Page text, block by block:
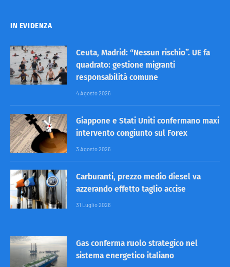
IN EVIDENZA
Ceuta, Madrid: “Nessun rischio”. UE fa
quadrato: gestione migranti
responsabilità comune
4 Agosto 2026
Giappone e Stati Uniti confermano maxi
intervento congiunto sul Forex
3 Agosto 2026
Carburanti, prezzo medio diesel va
azzerando effetto taglio accise
31 Luglio 2026
Gas conferma ruolo strategico nel
sistema energetico italiano